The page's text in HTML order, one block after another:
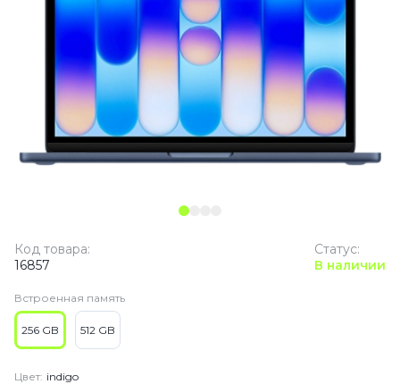
Статус:
В наличии
Код товара:
16857
Встроенная память
256 GB 512 GB
Цвет: indigo